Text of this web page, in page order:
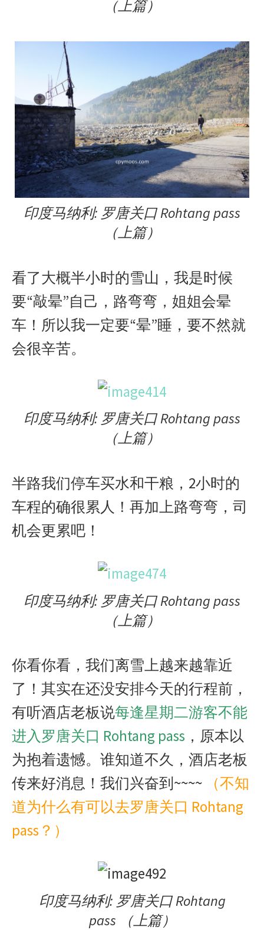
（上篇）
印度马纳利: 罗唐关口 Rohtang pass
（上篇）
看了大概半小时的雪山，我是时候
要“敲晕”自己，路弯弯，姐姐会晕
车！所以我一定要“晕”睡，要不然就
会很辛苦。
印度马纳利: 罗唐关口 Rohtang pass
（上篇）
半路我们停车买水和干粮，2小时的
车程的确很累人！再加上路弯弯，司
机会更累吧！
印度马纳利: 罗唐关口 Rohtang pass
（上篇）
你看你看，我们离雪上越来越靠近
了！其实在还没安排今天的行程前，
有听酒店老板说每逢星期二游客不能
进入罗唐关口 Rohtang pass ，原本以
为抱着遗憾。谁知道不久，酒店老板
传来好消息！我们兴奋到~~~~
（不知
道为什么有可以去罗唐关口 Rohtang
pass？）
印度马纳利: 罗唐关口 Rohtang
pass （上篇）